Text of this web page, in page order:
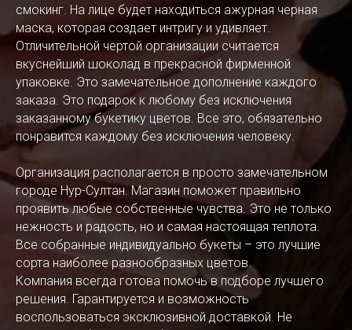
смокинг. На лице будет находиться ажурная черная
маска, которая создает интригу и удивляет.
Отличительной чертой организации считается
вкуснейший шоколад в прекрасной фирменной
упаковке. Это замечательное дополнение каждого
заказа. Это подарок к любому без исключения
заказанному букетику цветов. Все это, обязательно
понравится каждому без исключения человеку.
Организация располагается в просто замечательном
городе Нур-Султан. Магазин поможет правильно
проявить любые собственные чувства. Это не только
нежность и радость, но и самая настоящая теплота.
Все собранные индивидуально букеты – это лучшие
сорта наиболее разнообразных цветов.
Компания всегда готова помочь в подборе лучшего
решения. Гарантируется и возможность
воспользоваться эксклюзивной доставкой. Не